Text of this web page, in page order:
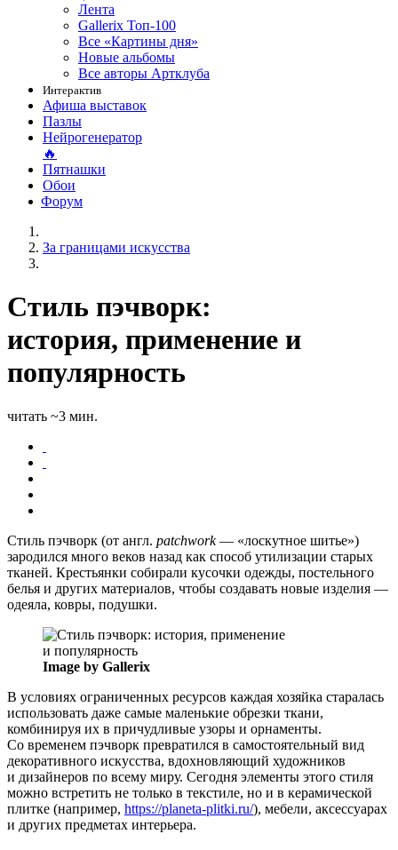
Лента
Gallerix Топ-100
Все «Картины дня»
Новые альбомы
Все авторы Артклуба
Интерактив
Афиша выставок
Пазлы
Нейрогенератор
🔥
Пятнашки
Обои
Форум
За границами искусства
Стиль пэчворк:
история, применение и
популярность
читать ~3 мин.
Стиль пэчворк (от англ. patchwork— «лоскутное шитье»)
зародился много веков назад как способ утилизации старых
тканей. Крестьянки собирали кусочки одежды, постельного
белья и других материалов, чтобы создавать новые изделия —
одеяла, ковры, подушки.
Image by Gallerix
В условиях ограниченных ресурсов каждая хозяйка старалась
использовать даже самые маленькие обрезки ткани,
комбинируя их в причудливые узоры и орнаменты.
Со временем пэчворк превратился в самостоятельный вид
декоративного искусства, вдохновляющий художников
и дизайнеров по всему миру. Сегодня элементы этого стиля
можно встретить не только в текстиле, но и в керамической
плитке (например, https://planeta-plitki.ru/), мебели, аксессуарах
и других предметах интерьера.